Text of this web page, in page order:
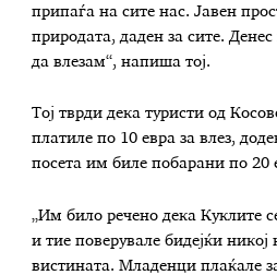
припаѓа на сите нас. Јавен
природата, даден за сите.
да влезам“, напиша тој.
Тој тврди дека туристи од
платиле по 10 евра за влез,
посета им биле побарани по 20
„Им било речено дека Куклите
и тие поверувале бидејќи
вистината. Младенци плаќале